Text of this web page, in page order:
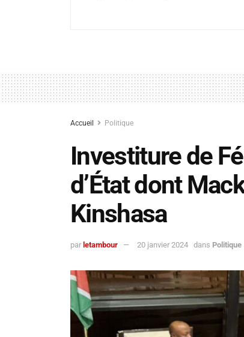
Accueil Politique
Investiture de
d’État dont
Kinshasa
par letambour 20 janvier 2024 dans Politique